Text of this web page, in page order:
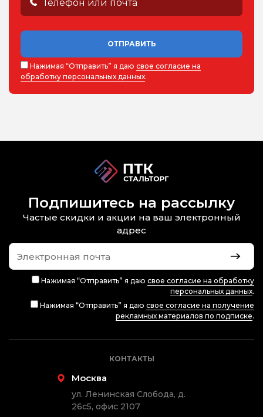
ОТПРАВИТЬ
Нажимая “Отправить” я даю свое согласие на
обработку персональных данных.
Подпишитесь на рассылку
Частые скидки и акции на ваш электронный
адрес
Нажимая “Отправить” я даю свое согласие на обработку
персональных данных.
Нажимая “Отправить” я даю свое согласие на получение
рекламных материалов по подписке.
КОНТАКТЫ
Москва
ул. Ленинская Слобода, д.
26с5, офис 2107